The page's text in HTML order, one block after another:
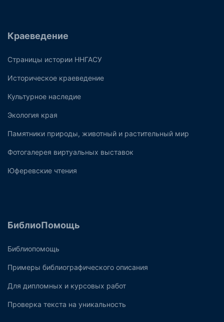
Краеведение
Страницы истории ННГАСУ
Историческое краеведение
Культурное наследие
Экология края
Памятники природы, животный и растительный мир
Фотогалерея виртуальных выставок
Юферевские чтения
БиблиоПомощь
Библиопомощь
Примеры библиографического описания
Для дипломных и курсовых работ
Проверка текста на уникальность